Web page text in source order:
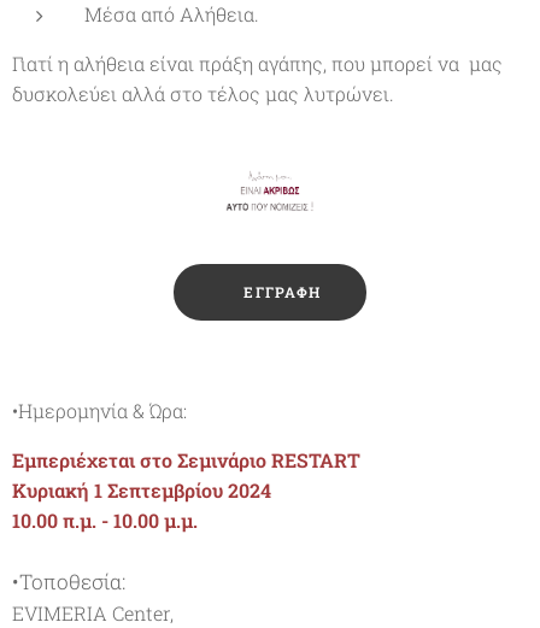
Μέσα από Αλήθεια.
Γιατί η αλήθεια είναι πράξη αγάπης, που μπορεί να μας
δυσκολεύει αλλά στο τέλος μας λυτρώνει.
✔️ ΕΓΓΡΑΦΗ
•Ημερομηνία & Ώρα:
Εμπεριέχεται στο Σεμινάριο RESTART
Κυριακή 1 Σεπτεμβρίου 2024
10.00 π.μ. - 10.00 μ.μ.
•Τοποθεσία:
EVIMERIA Center,